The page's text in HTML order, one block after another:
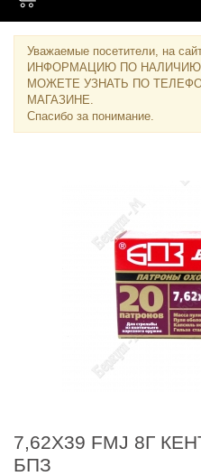
Уважаемые посетители, на
ИНФОРМАЦИЮ ПО
МОЖЕТЕ УЗНАТЬ ПО
МАГАЗИНЕ.
Спасибо за понимание.
7,62Х39 FMJ 8Г
БПЗ